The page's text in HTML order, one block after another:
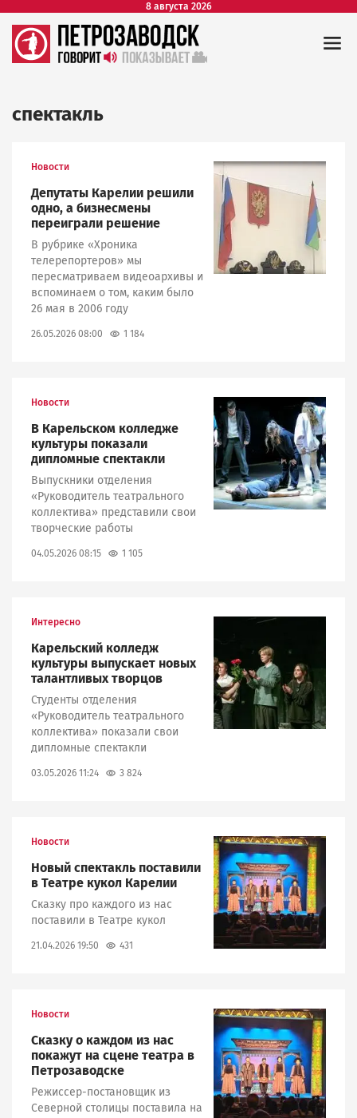
8 августа 2026
спектакль
Новости
Депутаты Карелии решили
одно, а бизнесмены
переиграли решение
В рубрике «Хроника
телерепортеров» мы
пересматриваем видеоархивы и
вспоминаем о том, каким было
26 мая в 2006 году
26.05.2026 08:00 1 184
Image
Новости
В Карельском колледже
культуры показали
дипломные спектакли
Выпускники отделения
«Руководитель театрального
коллектива» представили свои
творческие работы
04.05.2026 08:15 1 105
Image
Интересно
Карельский колледж
культуры выпускает новых
талантливых творцов
Студенты отделения
«Руководитель театрального
коллектива» показали свои
дипломные спектакли
03.05.2026 11:24 3 824
Новости
Новый спектакль поставили
в Театре кукол Карелии
Сказку про каждого из нас
поставили в Театре кукол
21.04.2026 19:50 431
Image
Новости
Сказку о каждом из нас
покажут на сцене театра в
Петрозаводске
Режиссер-постановщик из
Северной столицы поставила на
Image